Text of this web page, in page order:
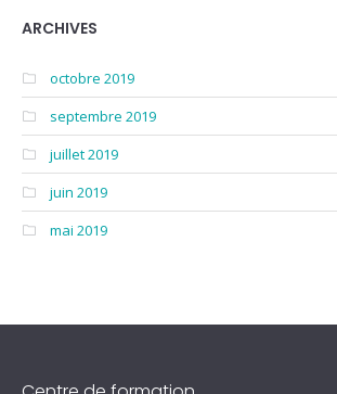
ARCHIVES
octobre 2019
septembre 2019
juillet 2019
juin 2019
mai 2019